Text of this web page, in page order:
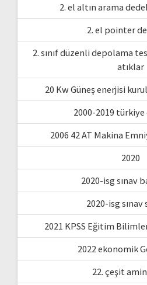
2. el altın arama
2. el pointer
2. sınıf düzenli depolama
atıklar
20 Kw Güneş enerjisi
2000-2019
2006 42 AT Makina
2020
2020-isg sınav
2020-isg sınav
2021 KPSS Eğitim
2022 ekonomik
22. çeşit